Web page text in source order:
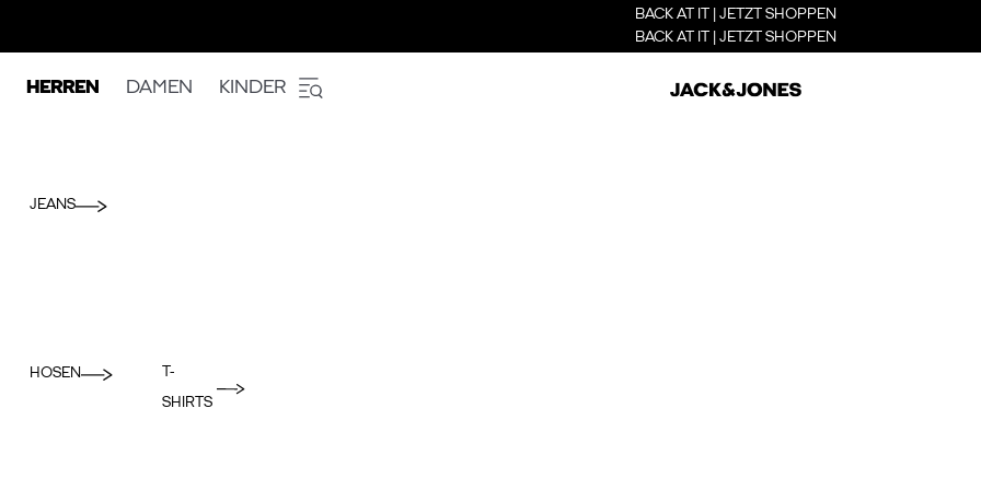
BACK AT IT | JETZT SHOPPEN
BACK AT IT | JETZT SHOPPEN
HERREN DAMEN KINDER
JEANS
HOSEN
T-
SHIRTS